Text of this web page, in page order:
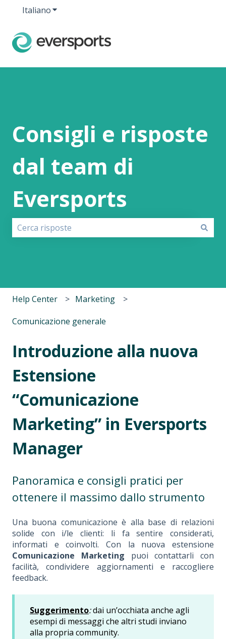
ItalianoMostra sottomenu per le traduzioni
Consigli e risposte
dal team di
Eversports
Help Center Marketing
Comunicazione generale
Introduzione alla nuova
Estensione
“Comunicazione
Marketing” in Eversports
Manager
Panoramica e consigli pratici per
ottenere il massimo dallo strumento
Una buona comunicazione è alla base di relazioni
solide con i/le clienti: li fa sentire considerati,
informati e coinvolti. Con la nuova estensione
Comunicazione Marketing puoi contattarli con
facilità, condividere aggiornamenti e raccogliere
feedback.
Suggerimento:dai un’occhiata anche agli
esempi di messaggi che altri studi inviano
alla propria community.